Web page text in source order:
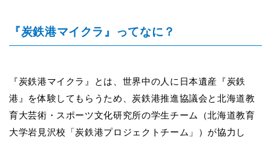
『炭鉄港マイクラ』ってなに？
『炭鉄港マイクラ』とは、世界中の人に日本遺産『炭鉄
港』を体験してもらうため、炭鉄港推進協議会と北海道教
育大芸術・スポーツ文化研究所の学生チーム（北海道教育
大学岩見沢校「炭鉄港プロジェクトチーム」）が協力し